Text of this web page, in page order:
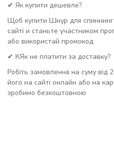
✔ Як купити дешевле?
Щоб купити Шнур для
сайті и станьте участником
або використай промокод.
✔ КЯк не платити за доставку?
Робіть замовлення на суму від
його на сайті онлайн або на
зробимо безкоштовною